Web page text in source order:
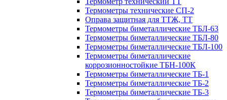
Термометры технические СП-2
Оправа защитная для ТТЖ, ТТ
Термометры биметаллические ТБЛ-63
Термометры биметаллические ТБЛ-80
Термометры биметаллические ТБЛ-100
Термометры биметаллические
коррозионностойкие ТБН-100К
Термометры биметаллические ТБ-1
Термометры биметаллические ТБ-2
Термометры биметаллические ТБ-3